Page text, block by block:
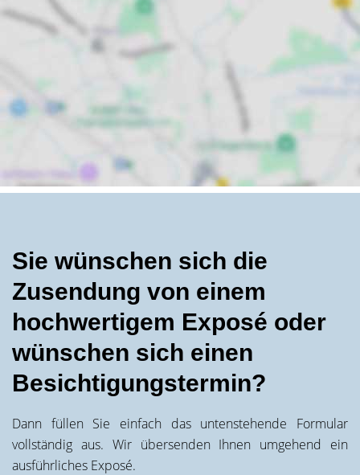
Sie wünschen sich die
Zusendung von einem
hochwertigem Exposé oder
wünschen sich einen
Besichtigungstermin?
Dann füllen Sie einfach das untenstehende Formular
vollständig aus. Wir übersenden Ihnen umgehend ein
ausführliches Exposé.